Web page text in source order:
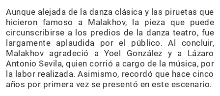
Aunque alejada de la danza clásica y las piruetas que
hicieron famoso a Malakhov, la pieza que puede
circunscribirse a los predios de la danza teatro, fue
largamente aplaudida por el público. Al concluir,
Malakhov agradeció a Yoel González y a Lázaro
Antonio Sevila, quien corrió a cargo de la música, por
la labor realizada. Asimismo, recordó que hace cinco
años por primera vez se presentó en este escenario.